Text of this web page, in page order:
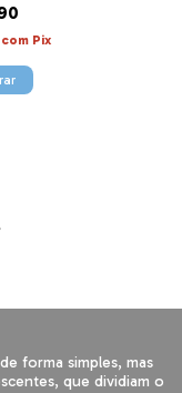
com Pix
forma simples, mas
que dividiam o